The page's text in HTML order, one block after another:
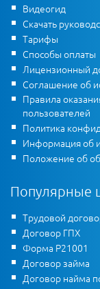
Видеогид
Скачать
Тарифы
Способы оплаты
Лицензионный
Соглашение об
Правила
пользователей
Политика
Информация об
Положение об
Популярные
Трудовой
Договор ГПХ
Форма Р21001
Договор займа
Договор найма